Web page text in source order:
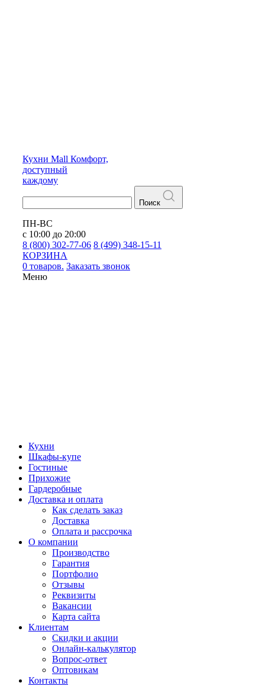
Кухни Mall Комфорт,
доступный
каждому
Поиск
ПН-ВС
с 10:00 до 20:00
8 (800) 302-77-06 8 (499) 348-15-11
КОРЗИНА
0 товаров. Заказать звонок
Меню
Кухни
Шкафы-купе
Гостиные
Прихожие
Гардеробные
Доставка и оплата
Как сделать заказ
Доставка
Оплата и рассрочка
О компании
Производство
Гарантия
Портфолио
Отзывы
Реквизиты
Вакансии
Карта сайта
Клиентам
Скидки и акции
Онлайн-калькулятор
Вопрос-ответ
Оптовикам
Контакты